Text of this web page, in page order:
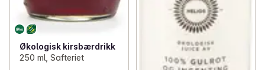
Økologisk kirsbærdrikk
250 ml, Safteriet